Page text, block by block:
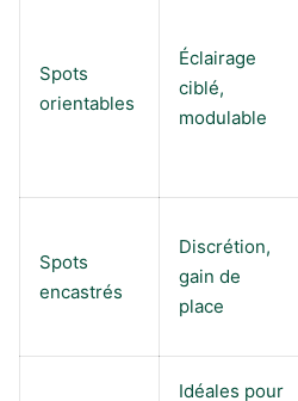
Spots
orientables
Éclairage
ciblé,
modulable
Spots
encastrés
Discrétion,
gain de
place
Idéales pour